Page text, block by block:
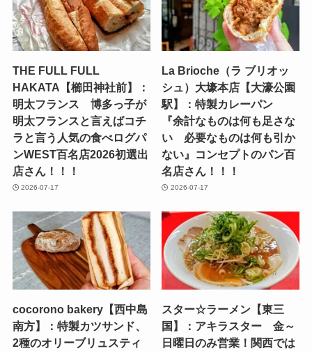
THE FULL FULL
HAKATA【櫛田神社前】：
明太フランス 博多っ子が
明太フランスと言えばコチ
ラと言う人気の食べログパ
ンWEST百名店2026初選出
店さん！！！
2026-07-17
La Brioche（ラ ブリオッ
シュ）大壕本店【大濠公園
駅】：特製カレーパン
『余計なものは何も足さな
い 必要なものは何も引か
ない』コンセプトのパン百
名店さん！！！
2026-07-17
cocorono bakery【西中島
南方】：特製カツサンド、
2種のオリーブリュスティ
スター☆ラーメン【東三
国】：アキラスター 金～
日曜日のみ営業！関西では